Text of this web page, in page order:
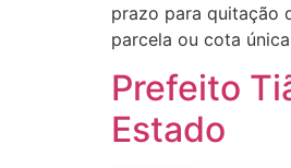
prazo para quitação
parcela ou cota
Prefeito
Estado